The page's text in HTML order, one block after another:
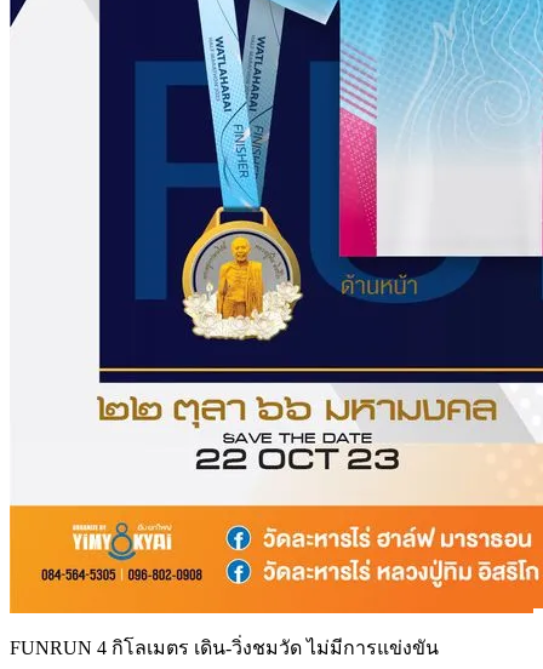
FUNRUN 4 กิโลเมตร เดิน-วิ่งชมวัด ไม่มีการแข่งขัน